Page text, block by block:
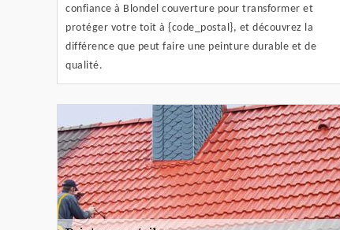
confiance à Blondel couverture pour transformer et
protéger votre toit à {code_postal}, et découvrez la
différence que peut faire une peinture durable et de
qualité.